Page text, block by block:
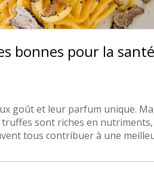
bonnes pour la
goût et leur parfum unique.
sont riches en
tous contribuer à une